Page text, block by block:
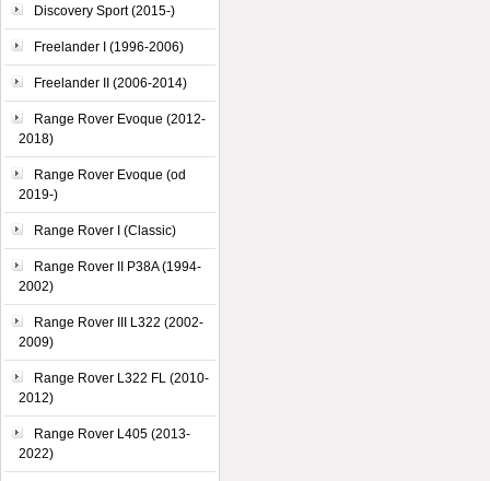
Discovery Sport (2015-)
Freelander I (1996-2006)
Freelander II (2006-2014)
Range Rover Evoque (2012-
2018)
Range Rover Evoque (od
2019-)
Range Rover I (Classic)
Range Rover II P38A (1994-
2002)
Range Rover III L322 (2002-
2009)
Range Rover L322 FL (2010-
2012)
Range Rover L405 (2013-
2022)